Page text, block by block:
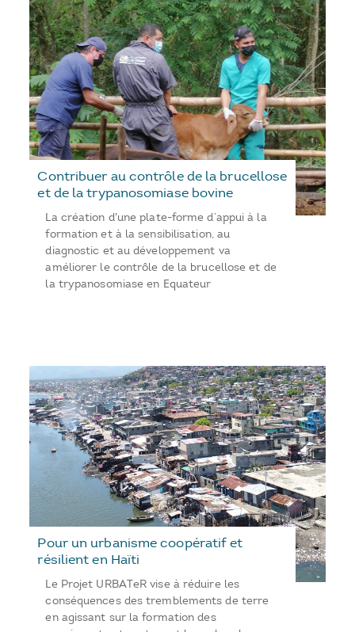
Contribuer au contrôle de la brucellose
et de la trypanosomiase bovine
La création d'une plate-forme d’appui à la
formation et à la sensibilisation, au
diagnostic et au développement va
améliorer le contrôle de la brucellose et de
la trypanosomiase en Equateur
Pour un urbanisme coopératif et
résilient en Haïti
Le Projet URBATeR vise à réduire les
conséquences des tremblements de terre
en agissant sur la formation des